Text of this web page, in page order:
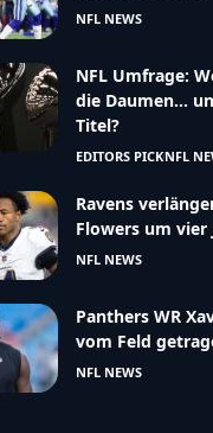
NFL NEWS
NFL Umfrage:
die Daumen…
Titel?
EDITORS PICKNFL
Ravens
Flowers um vier
NFL NEWS
Panthers WR
vom Feld
NFL NEWS